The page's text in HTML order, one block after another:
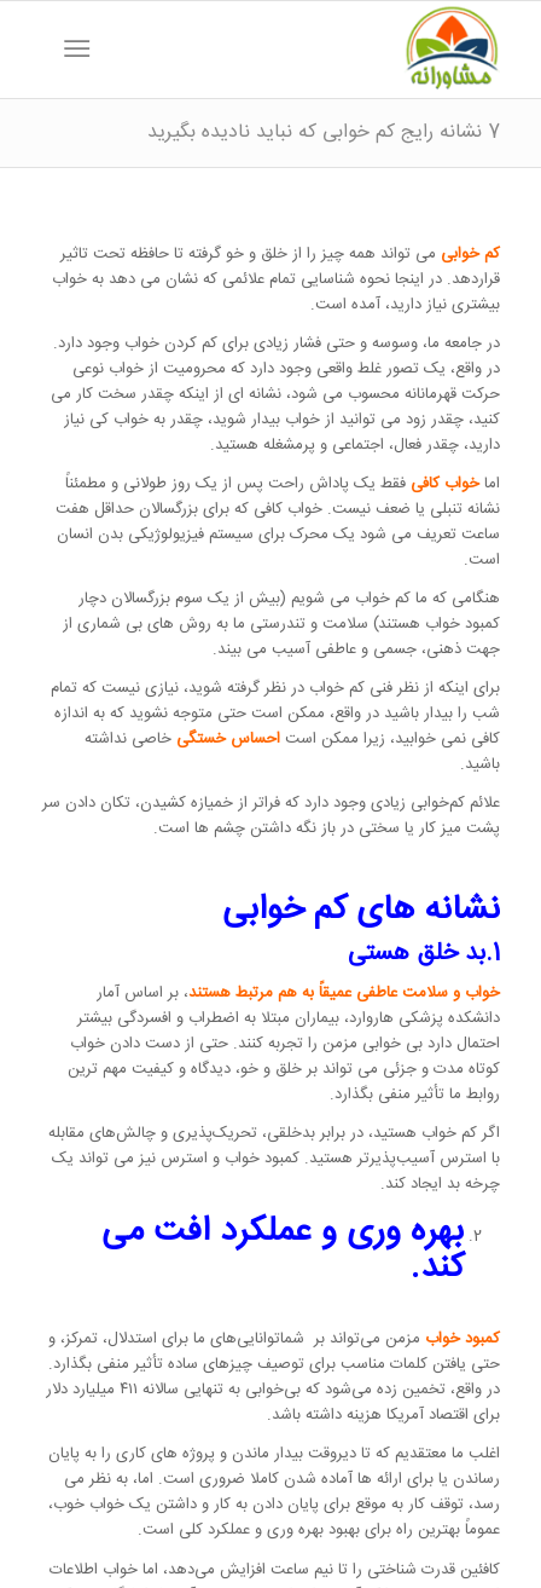
7 نشانه رایج کم خوابی که نباید نادیده بگیرید
کم خوابی می تواند همه چیز را از خلق و خو گرفته تا حافظه تحت تاثیر
قراردهد. در اینجا نحوه شناسایی تمام علائمی که نشان می دهد به خواب
بیشتری نیاز دارید، آمده است.
در جامعه ما، وسوسه و حتی فشار زیادی برای کم کردن خواب وجود دارد.
در واقع، یک تصور غلط واقعی وجود دارد که محرومیت از خواب نوعی
حرکت قهرمانانه محسوب می شود، نشانه ای از اینکه چقدر سخت کار می
کنید، چقدر زود می توانید از خواب بیدار شوید، چقدر به خواب کی نیاز
دارید، چقدر فعال، اجتماعی و پرمشغله هستید.
اماخواب کافی فقط یک پاداش راحت پس از یک روز طولانی و مطمئناً
نشانه تنبلی یا ضعف نیست. خواب کافی که برای بزرگسالان حداقل هفت
ساعت تعریف می شود یک محرک برای سیستم فیزیولوژیکی بدن انسان
است.
هنگامی که ما کم خواب می شویم (بیش از یک سوم بزرگسالان دچار
کمبود خواب هستند) سلامت و تندرستی ما به روش های بی شماری از
جهت ذهنی، جسمی و عاطفی آسیب می بیند.
برای اینکه از نظر فنی کم خواب در نظر گرفته شوید، نیازی نیست که تمام
شب را بیدار باشید در واقع، ممکن است حتی متوجه نشوید که به اندازه
کافی نمی خوابید، زیرا ممکن است احساس خستگی خاصی نداشته
باشید.
علائم کم‌خوابی زیادی وجود دارد که فراتر از خمیازه کشیدن، تکان دادن سر
پشت میز کار یا سختی در باز نگه داشتن چشم ها است.
نشانه های کم خوابی
1.بد خلق هستی
خواب و سلامت عاطفی عمیقاً به هم مرتبط هستند، بر اساس آمار
دانشکده پزشکی هاروارد، بیماران مبتلا به اضطراب و افسردگی بیشتر
احتمال دارد بی خوابی مزمن را تجربه کنند. حتی از دست دادن خواب
کوتاه مدت و جزئی می تواند بر خلق و خو، دیدگاه و کیفیت مهم ترین
روابط ما تأثیر منفی بگذارد.
اگر کم خواب هستید، در برابر بدخلقی، تحریک‌پذیری و چالش‌های مقابله
با استرس آسیب‌پذیرتر هستید. کمبود خواب و استرس نیز می تواند یک
چرخه بد ایجاد کند.
بهره وری و عملکرد افت می
کند.
کمبود خواب مزمن می‌تواند بر شماتوانایی‌های ما برای استدلال، تمرکز، و
حتی یافتن کلمات مناسب برای توصیف چیزهای ساده تأثیر منفی بگذارد.
در واقع، تخمین زده می‌شود که بی‌خوابی به تنهایی سالانه ۴۱۱ میلیارد دلار
برای اقتصاد آمریکا هزینه داشته باشد.
اغلب ما معتقدیم که تا دیروقت بیدار ماندن و پروژه های کاری را به پایان
رساندن یا برای ارائه ها آماده شدن کاملا ضروری است. اما، به نظر می
رسد، توقف کار به موقع برای پایان دادن به کار و داشتن یک خواب خوب،
عموماً بهترین راه برای بهبود بهره وری و عملکرد کلی است.
کافئین قدرت شناختی را تا نیم ساعت افزایش می‌دهد، اما خواب اطلاعات